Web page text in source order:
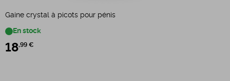
Gaine crystal à picots pour pénis
En stock
18,99 €